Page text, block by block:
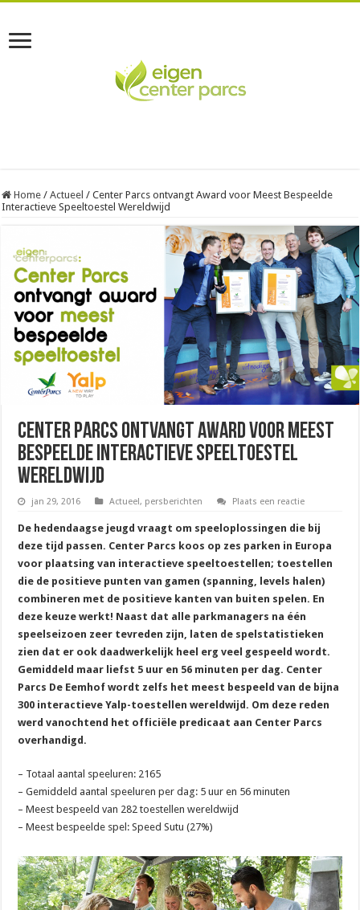
Home / Actueel / Center Parcs ontvangt Award voor Meest Bespeelde
Interactieve Speeltoestel Wereldwijd
Center Parcs ontvangt Award voor Meest
Bespeelde Interactieve Speeltoestel
Wereldwijd
jan 29, 2016 Actueel, persberichten Plaats een reactie
De hedendaagse jeugd vraagt om speeloplossingen die bij
deze tijd passen. Center Parcs koos op zes parken in Europa
voor plaatsing van interactieve speeltoestellen; toestellen
die de positieve punten van gamen (spanning, levels halen)
combineren met de positieve kanten van buiten spelen. En
deze keuze werkt! Naast dat alle parkmanagers na één
speelseizoen zeer tevreden zijn, laten de spelstatistieken
zien dat er ook daadwerkelijk heel erg veel gespeeld wordt.
Gemiddeld maar liefst 5 uur en 56 minuten per dag. Center
Parcs De Eemhof wordt zelfs het meest bespeeld van de bijna
300 interactieve Yalp-toestellen wereldwijd. Om deze reden
werd vanochtend het officiële predicaat aan Center Parcs
overhandigd.
– Totaal aantal speeluren: 2165
– Gemiddeld aantal speeluren per dag: 5 uur en 56 minuten
– Meest bespeeld van 282 toestellen wereldwijd
– Meest bespeelde spel: Speed Sutu (27%)